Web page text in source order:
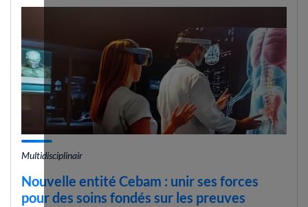
Multidisciplinair
Nouvelle entité Cebam : unir ses forces
pour des soins fondés sur les preuves